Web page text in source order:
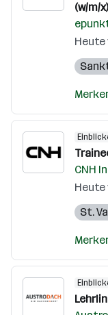
(w/m/x)
CNH
St.